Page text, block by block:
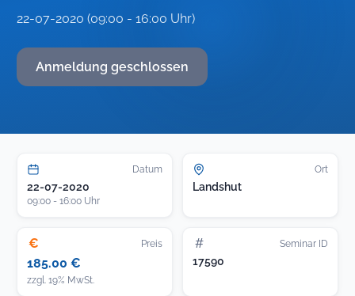
22-07-2020 (09:00 - 16:00 Uhr)
Anmeldung geschlossen
Datum
22-07-2020
09:00 - 16:00 Uhr
Ort
Landshut
€ Preis
185.00 €
zzgl. 19% MwSt.
# Seminar ID
17590